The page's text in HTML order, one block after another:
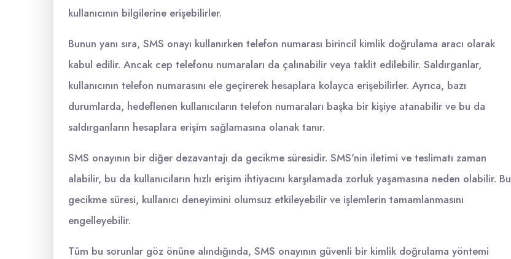
kullanıcının bilgilerine erişebilirler.
Bunun yanı sıra, SMS onayı kullanırken telefon numarası birincil kimlik doğrulama aracı olarak
kabul edilir. Ancak cep telefonu numaraları da çalınabilir veya taklit edilebilir. Saldırganlar,
kullanıcının telefon numarasını ele geçirerek hesaplara kolayca erişebilirler. Ayrıca, bazı
durumlarda, hedeflenen kullanıcıların telefon numaraları başka bir kişiye atanabilir ve bu da
saldırganların hesaplara erişim sağlamasına olanak tanır.
SMS onayının bir diğer dezavantajı da gecikme süresidir. SMS'nin iletimi ve teslimatı zaman
alabilir, bu da kullanıcıların hızlı erişim ihtiyacını karşılamada zorluk yaşamasına neden olabilir. Bu
gecikme süresi, kullanıcı deneyimini olumsuz etkileyebilir ve işlemlerin tamamlanmasını
engelleyebilir.
Tüm bu sorunlar göz önüne alındığında, SMS onayının güvenli bir kimlik doğrulama yöntemi